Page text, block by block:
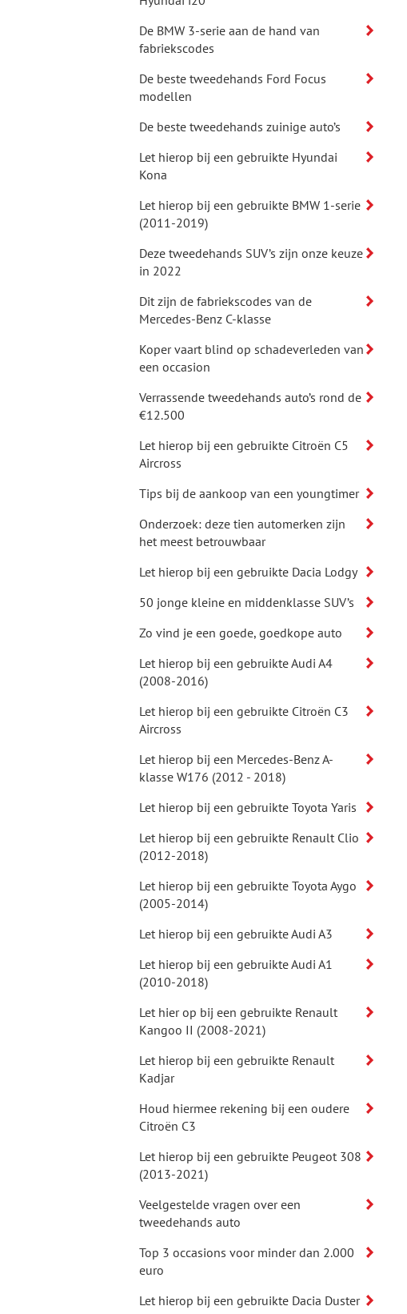
De BMW 3-serie aan de hand van
fabriekscodes
De beste tweedehands Ford Focus
modellen
De beste tweedehands zuinige auto’s
Let hierop bij een gebruikte Hyundai
Kona
Let hierop bij een gebruikte BMW 1-serie
(2011-2019)
Deze tweedehands SUV’s zijn onze keuze
in 2022
Dit zijn de fabriekscodes van de
Mercedes-Benz C-klasse
Koper vaart blind op schadeverleden van
een occasion
Verrassende tweedehands auto’s rond de
€12.500
Let hierop bij een gebruikte Citroën C5
Aircross
Tips bij de aankoop van een youngtimer
Onderzoek: deze tien automerken zijn
het meest betrouwbaar
Let hierop bij een gebruikte Dacia Lodgy
50 jonge kleine en middenklasse SUV’s
Zo vind je een goede, goedkope auto
Let hierop bij een gebruikte Audi A4
(2008-2016)
Let hierop bij een gebruikte Citroën C3
Aircross
Let hierop bij een Mercedes-Benz A-
klasse W176 (2012 - 2018)
Let hierop bij een gebruikte Toyota Yaris
Let hierop bij een gebruikte Renault Clio
(2012-2018)
Let hierop bij een gebruikte Toyota Aygo
(2005-2014)
Let hierop bij een gebruikte Audi A3
Let hierop bij een gebruikte Audi A1
(2010-2018)
Let hier op bij een gebruikte Renault
Kangoo II (2008-2021)
Let hierop bij een gebruikte Renault
Kadjar
Houd hiermee rekening bij een oudere
Citroën C3
Let hierop bij een gebruikte Peugeot 308
(2013-2021)
Veelgestelde vragen over een
tweedehands auto
Top 3 occasions voor minder dan 2.000
euro
Let hierop bij een gebruikte Dacia Duster